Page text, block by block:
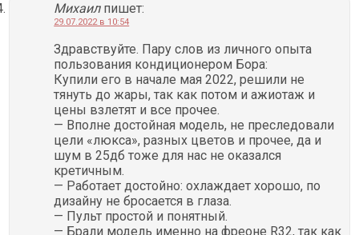
Михаил пишет:
29.07.2022 в 10:54
Здравствуйте. Пару слов из личного опыта
пользования кондиционером Бора:
Купили его в начале мая 2022, решили не
тянуть до жары, так как потом и ажиотаж и
цены взлетят и все прочее.
— Вполне достойная модель, не преследовали
цели «люкса», разных цветов и прочее, да и
шум в 25дб тоже для нас не оказался
кретичным.
— Работает достойно: охлаждает хорошо, по
дизайну не бросается в глаза.
— Пульт простой и понятный.
— Брали модель именно на фреоне R32, так как